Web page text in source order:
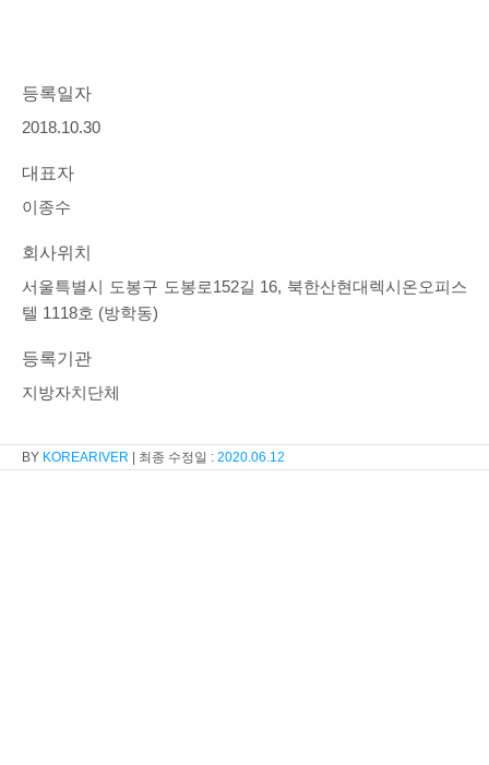
등록일자
2018.10.30
대표자
이종수
회사위치
서울특별시 도봉구 도봉로152길 16, 북한산현대렉시온오피스
텔 1118호 (방학동)
등록기관
지방자치단체
KOREARIVER 2020.06.12